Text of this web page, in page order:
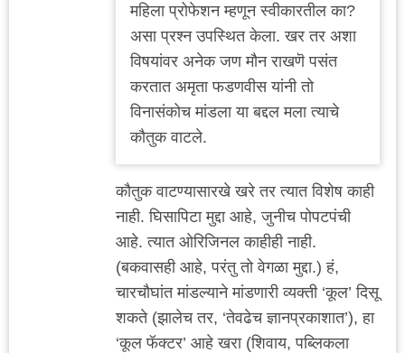
महिला प्रोफेशन म्हणून स्वीकारतील का?
असा प्रश्न उपस्थित केला. खर तर अशा
विषयांवर अनेक जण मौन राखणॆ पसंत
करतात अमृता फडणवीस यांनी तो
विनासंकोच मांडला या बद्दल मला त्याचे
कौतुक वाटले.
कौतुक वाटण्यासारखे खरे तर त्यात विशेष काही
नाही. घिसापिटा मुद्दा आहे, जुनीच पोपटपंची
आहे. त्यात ओरिजिनल काहीही नाही.
(बकवासही आहे, परंतु तो वेगळा मुद्दा.) हं,
चारचौघांत मांडल्याने मांडणारी व्यक्ती ‘कूल’ दिसू
शकते (झालेच तर, ‘तेवढेच ज्ञानप्रकाशात’), हा
‘कूल फॅक्टर’ आहे खरा (शिवाय, पब्लिकला